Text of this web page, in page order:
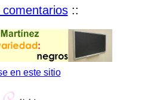
::
en este sitio